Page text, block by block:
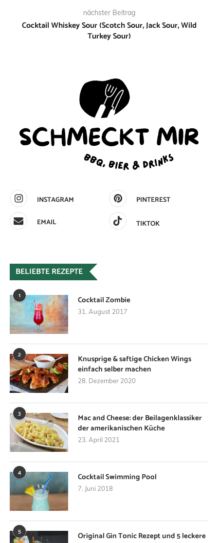
nächster Beitrag
Cocktail Whiskey Sour (Scotch Sour, Jack Sour, Wild
Turkey Sour)
INSTAGRAM
PINTEREST
EMAIL
TIKTOK
BELIEBTE REZEPTE
1 Cocktail Zombie
31. August 2017
2
Knusprige & saftige Chicken Wings
einfach selber machen
28. Dezember 2020
3
Mac and Cheese: der Beilagenklassiker
der amerikanischen Küche
23. April 2021
4 Cocktail Swimming Pool
7. Juni 2018
5
Original Gin Tonic Rezept und 5 leckere